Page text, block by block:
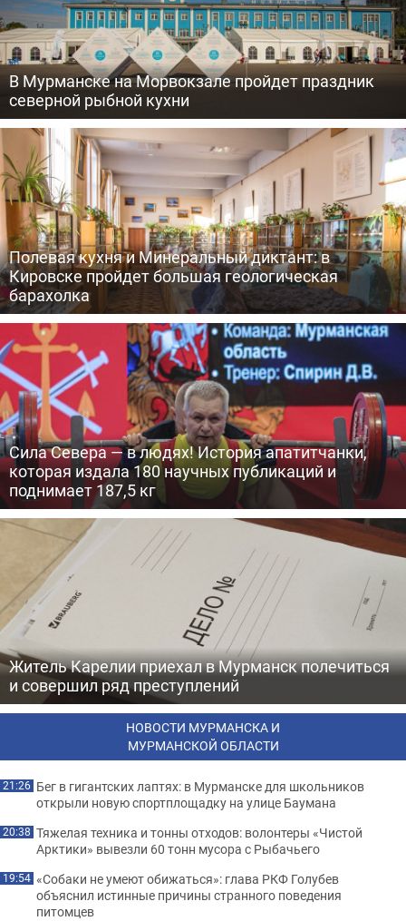
В Мурманске на Морвокзале пройдет праздник
северной рыбной кухни
Полевая кухня и Минеральный диктант: в
Кировске пройдет большая геологическая
барахолка
Сила Севера — в людях! История апатитчанки,
которая издала 180 научных публикаций и
поднимает 187,5 кг
Житель Карелии приехал в Мурманск полечиться
и совершил ряд преступлений
НОВОСТИ МУРМАНСКА И
МУРМАНСКОЙ ОБЛАСТИ
21:26 Бег в гигантских лаптях: в Мурманске для школьников
открыли новую спортплощадку на улице Баумана
20:38 Тяжелая техника и тонны отходов: волонтеры «Чистой
Арктики» вывезли 60 тонн мусора с Рыбачьего
19:54 «Собаки не умеют обижаться»: глава РКФ Голубев
объяснил истинные причины странного поведения
питомцев